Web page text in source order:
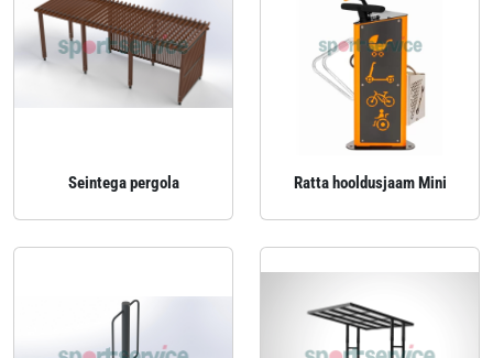
Seintega pergola Ratta hooldusjaam Mini